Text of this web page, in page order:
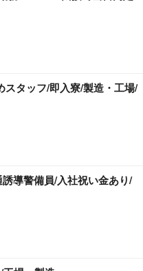
スタッフ/即入寮/製造・工場/
導警備員/入社祝い金あり/